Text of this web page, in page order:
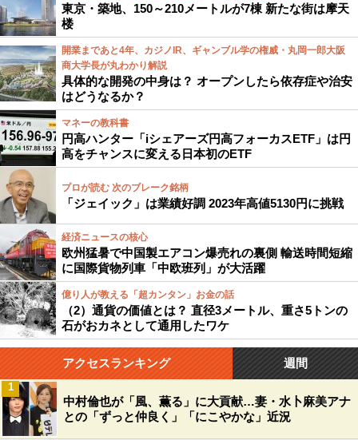
東京・築地、150～210メートルが7棟 新たな街は摩天
楼
開業まであと4年、カジノIR、ギャンブル学の権威・丸岡一郎大阪
商大学長が丸わかり解説
具体的な開発の中身は？ オープンしたら依存症や治安
はどうなるか？
マネーの教科書
円高ハンター「iシェアーズ円高フォーカスETF」は円
高をチャンスに変える日本初のETF
プロが読む 次のブレーク銘柄
「ジェイック」は業績好調 2023年高値5130円に挑戦
経済ニュースの核心
欧州猛暑で中国製エアコン爆売れの裏側 輸送時間短縮
に国際貨物列車「中欧班列」が大活躍
億り人が教える「超カンタン」お金の話
（2）通貨の価値とは？ 直径3メートル、重さ5トンの
石がおカネとして通用したワケ
アクセスランキング 週間
中村倫也が「風、薫る」に大貢献…妻・水卜麻美アナ
との「ずっと仲良く」「にこやかな」近況
1